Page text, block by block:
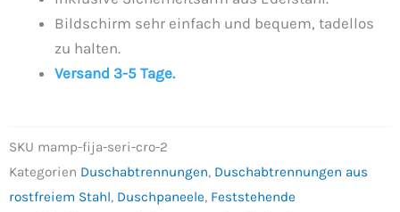
Bildschirm sehr einfach und bequem, tadellos
zu halten.
Versand 3-5 Tage.
SKU mamp-fija-seri-cro-2
Kategorien Duschabtrennungen, Duschabtrennungen aus
rostfreiem Stahl, Duschpaneele, Feststehende